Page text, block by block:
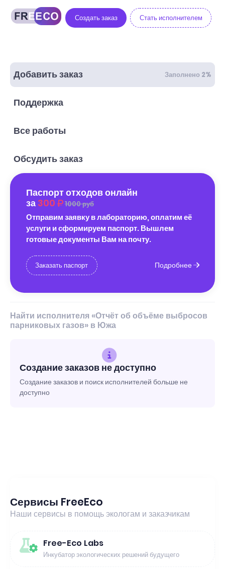
Создать заказ Стать исполнителем
Добавить заказ Заполнено 2%
Поддержка
Все работы
Обсудить заказ
Паспорт отходов онлайн
за 300 1000 руб
Отправим заявку в лабораторию, оплатим её
услуги и сформируем паспорт. Вышлем
готовые документы Вам на почту.
Заказать паспорт Подробнее
Найти исполнителя «Отчёт об объёме выбросов
парниковых газов» в Южа
Создание заказов не доступно
Создание заказов и поиск исполнителей больше не
доступно
Сервисы FreeEco
Наши сервисы в помощь экологам и заказчикам
Free-Eco Labs
Инкубатор экологических решений будущего